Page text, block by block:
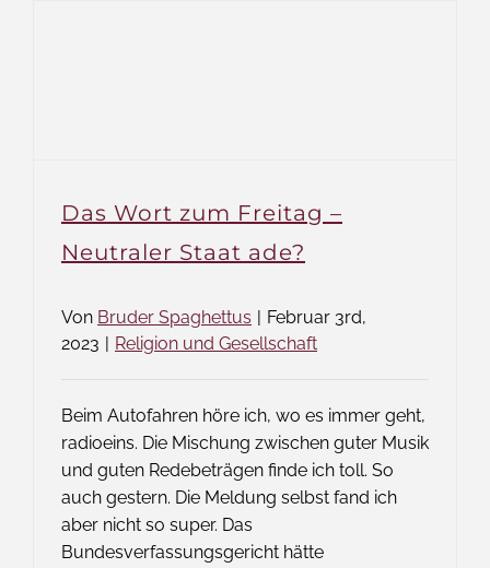
Das Wort zum Freitag –
Neutraler Staat ade?
Von Bruder Spaghettus | Februar 3rd,
2023 | Religion und Gesellschaft
Beim Autofahren höre ich, wo es immer geht,
radioeins. Die Mischung zwischen guter Musik
und guten Redebeträgen finde ich toll. So
auch gestern. Die Meldung selbst fand ich
aber nicht so super. Das
Bundesverfassungsgericht hätte